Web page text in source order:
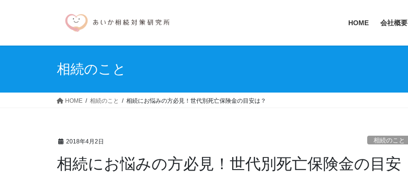
HOME 会社概要
相続のこと
HOME 相続のこと 相続にお悩みの方必見！世代別死亡保険金の目安は？
2018年4月2日 相続のこと
相続にお悩みの方必見！世代別死亡保険金の目安